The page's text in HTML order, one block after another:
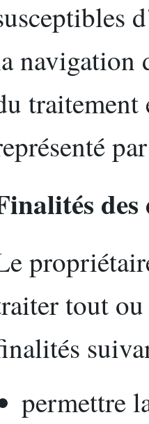
navigation
traitement
des
tout ou
permettre